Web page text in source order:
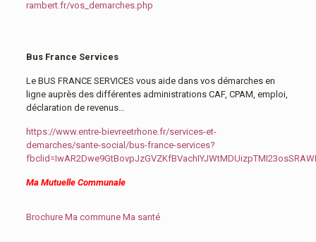
rambert.fr/vos_demarches.php
Bus France Services
Le BUS FRANCE SERVICES vous aide dans vos démarches en
ligne auprès des différentes administrations CAF, CPAM, emploi,
déclaration de revenus…
https://www.entre-bievreetrhone.fr/services-et-
demarches/sante-social/bus-france-services?
Ma Mutuelle Communale
Brochure Ma commune Ma santé